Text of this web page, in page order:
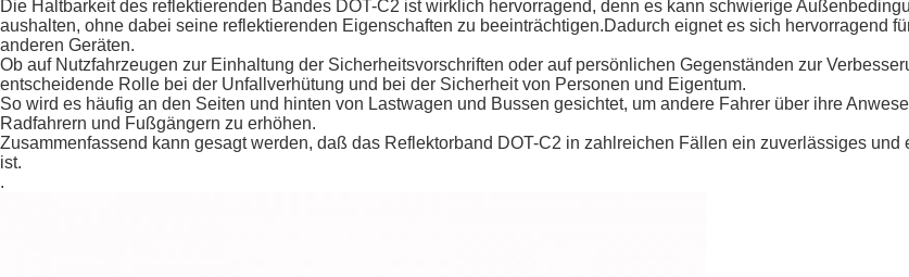
Die Haltbarkeit des reflektierenden Bandes DOT-C2 ist wirklich hervorragend, denn es kann schwierige
aushalten, ohne dabei seine reflektierenden Eigenschaften zu beeinträchtigen.Dadurch eignet es sich hervorragend
anderen Geräten.
Ob auf Nutzfahrzeugen zur Einhaltung der Sicherheitsvorschriften oder auf persönlichen Gegenständen zur
entscheidende Rolle bei der Unfallverhütung und bei der Sicherheit von Personen und Eigentum.
So wird es häufig an den Seiten und hinten von Lastwagen und Bussen gesichtet, um andere Fahrer über ihre
Radfahrern und Fußgängern zu erhöhen.
Zusammenfassend kann gesagt werden, daß das Reflektorband DOT-C2 in zahlreichen Fällen ein zuverlässiges
ist.
.